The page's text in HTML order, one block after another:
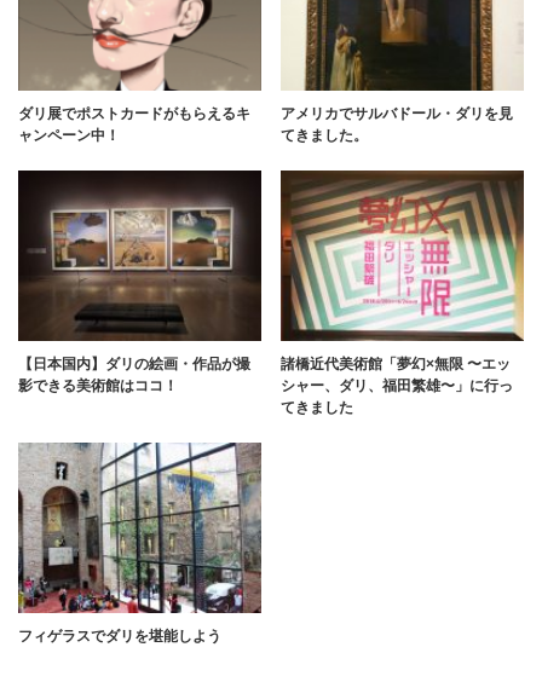
ダリ展でポストカードがもらえるキ
ャンペーン中！
アメリカでサルバドール・ダリを見
てきました。
【日本国内】ダリの絵画・作品が撮
影できる美術館はココ！
諸橋近代美術館「夢幻×無限 〜エッ
シャー、ダリ、福田繁雄〜」に行っ
てきました
フィゲラスでダリを堪能しよう